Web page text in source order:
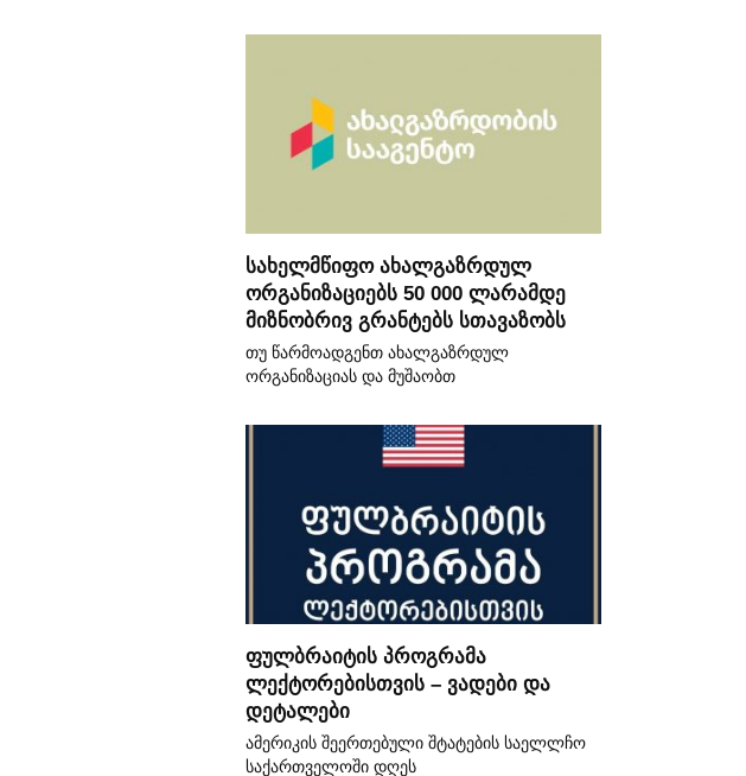
სახელმწიფო ახალგაზრდულ
ორგანიზაციებს 50 000 ლარამდე
მიზნობრივ გრანტებს სთავაზობს
თუ წარმოადგენთ ახალგაზრდულ
ორგანიზაციას და მუშაობთ
ფულბრაიტის პროგრამა
ლექტორებისთვის – ვადები და
დეტალები
ამერიკის შეერთებული შტატების საელლჩო
საქართველოში დღეს